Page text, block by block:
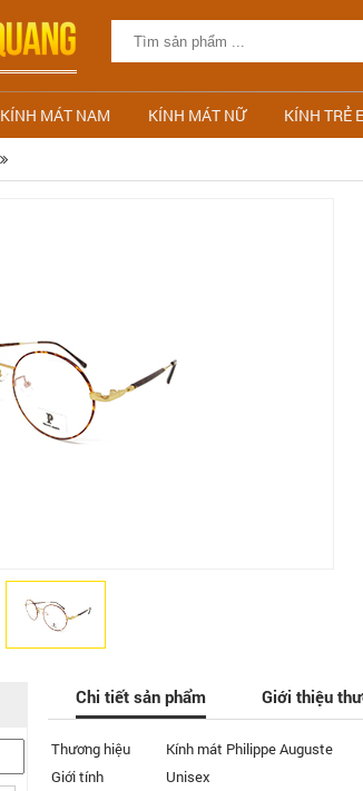
KÍNH MÁT NAM KÍNH MÁT NỮ KÍNH TRẺ
Chi tiết sản phẩm Giới thiệu
Thương hiệu
Kính mát Philippe Auguste
Giới tính
Unisex